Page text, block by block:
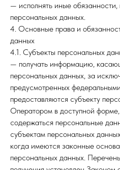
— исполнять иные
персональных данных.
4. Основные права и
данных
4.1. Субъекты персональных
— получать информацию,
персональных данных, за
предусмотренных
предоставляются субъекту
Оператором в доступной
содержаться персональные
субъектам персональных
когда имеются законные
персональных данных.